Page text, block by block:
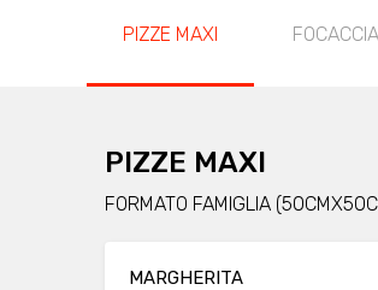
PIZZE MAXI
PIZZE MAXI
FORMATO FAMIGLIA
MARGHERITA